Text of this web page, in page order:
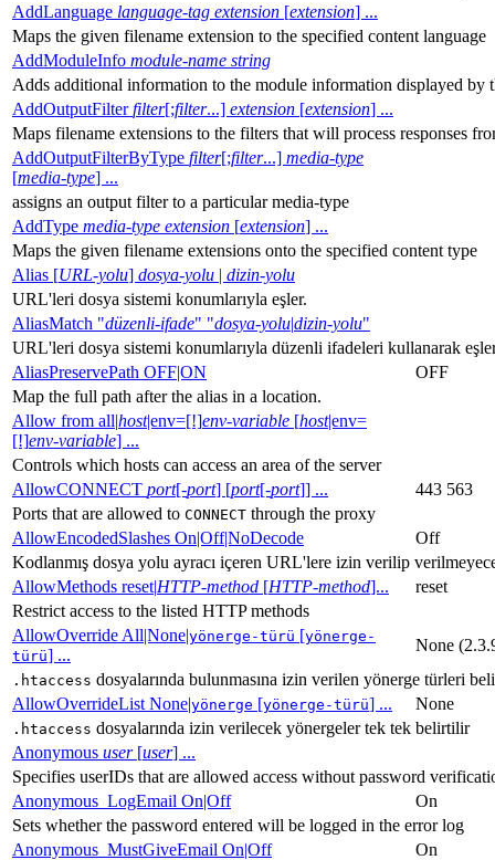
AddLanguage language-tag extension [extension] ...
Maps the given filename extension to the specified content language
AddModuleInfo module-name string
Adds additional information to the module information displayed by
AddOutputFilterfilter[;filter...] extension [extension] ...
Maps filename extensions to the filters that will process responses
AddOutputFilterByType filter[;filter...] media-type
[media-type] ...
assigns an output filter to a particular media-type
AddType media-type extension [extension] ...
Maps the given filename extensions onto the specified content type
Alias [URL-yolu] dosya-yolu | dizin-yolu
URL'leri dosya sistemi konumlarıyla eşler.
AliasMatch "düzenli-ifade" "dosya-yolu|dizin-yolu"
URL'leri dosya sistemi konumlarıyla düzenli ifadeleri kullanarak
AliasPreservePath OFF|ON
OFF
Map the full path after the alias in a location.
Allow from all|host|env=[!]env-variable [host|env=
[!]env-variable] ...
Controls which hosts can access an area of the server
AllowCONNECT port[-port] [port[-port]] ...
443 563
Ports that are allowed to CONNECT through the proxy
AllowEncodedSlashes On|Off|NoDecode
Off
Kodlanmış dosya yolu ayracı içeren URL'lere izin verilip
AllowMethods reset|HTTP-method [HTTP-method]...
reset
Restrict access to the listed HTTP methods
AllowOverride All|None|yönerge-türü [yönerge-
türü] ...
None
.htaccess dosyalarında bulunmasına izin verilen yönerge türleri
AllowOverrideList None|yönerge [yönerge-türü] ... None
.htaccess dosyalarında izin verilecek yönergeler tek tek belirtilir
Anonymous user[user] ...
Specifies userIDs that are allowed access without password
Anonymous_LogEmail On|Off
On
Sets whether the password entered will be logged in the error log
Anonymous_MustGiveEmail On|Off
On